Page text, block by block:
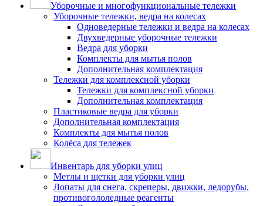
Уборочные и многофункциональные тележки
Уборочные тележки, ведра на колесах
Одноведерные тележки и ведра на колесах
Двухведерные уборочные тележки
Ведра для уборки
Комплекты для мытья полов
Дополнительная комплектация
Тележки для комплексной уборки
Тележки для комплексной уборки
Дополнительная комплектация
Пластиковые ведра для уборки
Дополнительная комплектация
Комплекты для мытья полов
Колёса для тележек
Инвентарь для уборки улиц
Метлы и щетки для уборки улиц
Лопаты для снега, скреперы, движки, ледорубы,
противогололедные реагенты